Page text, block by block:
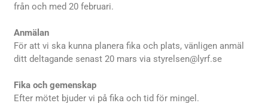
från och med 20 februari.
Anmälan
För att vi ska kunna planera fika och plats, vänligen anmäl
ditt deltagande senast 20 mars via styrelsen@lyrf.se
Fika och gemenskap
Efter mötet bjuder vi på fika och tid för mingel.